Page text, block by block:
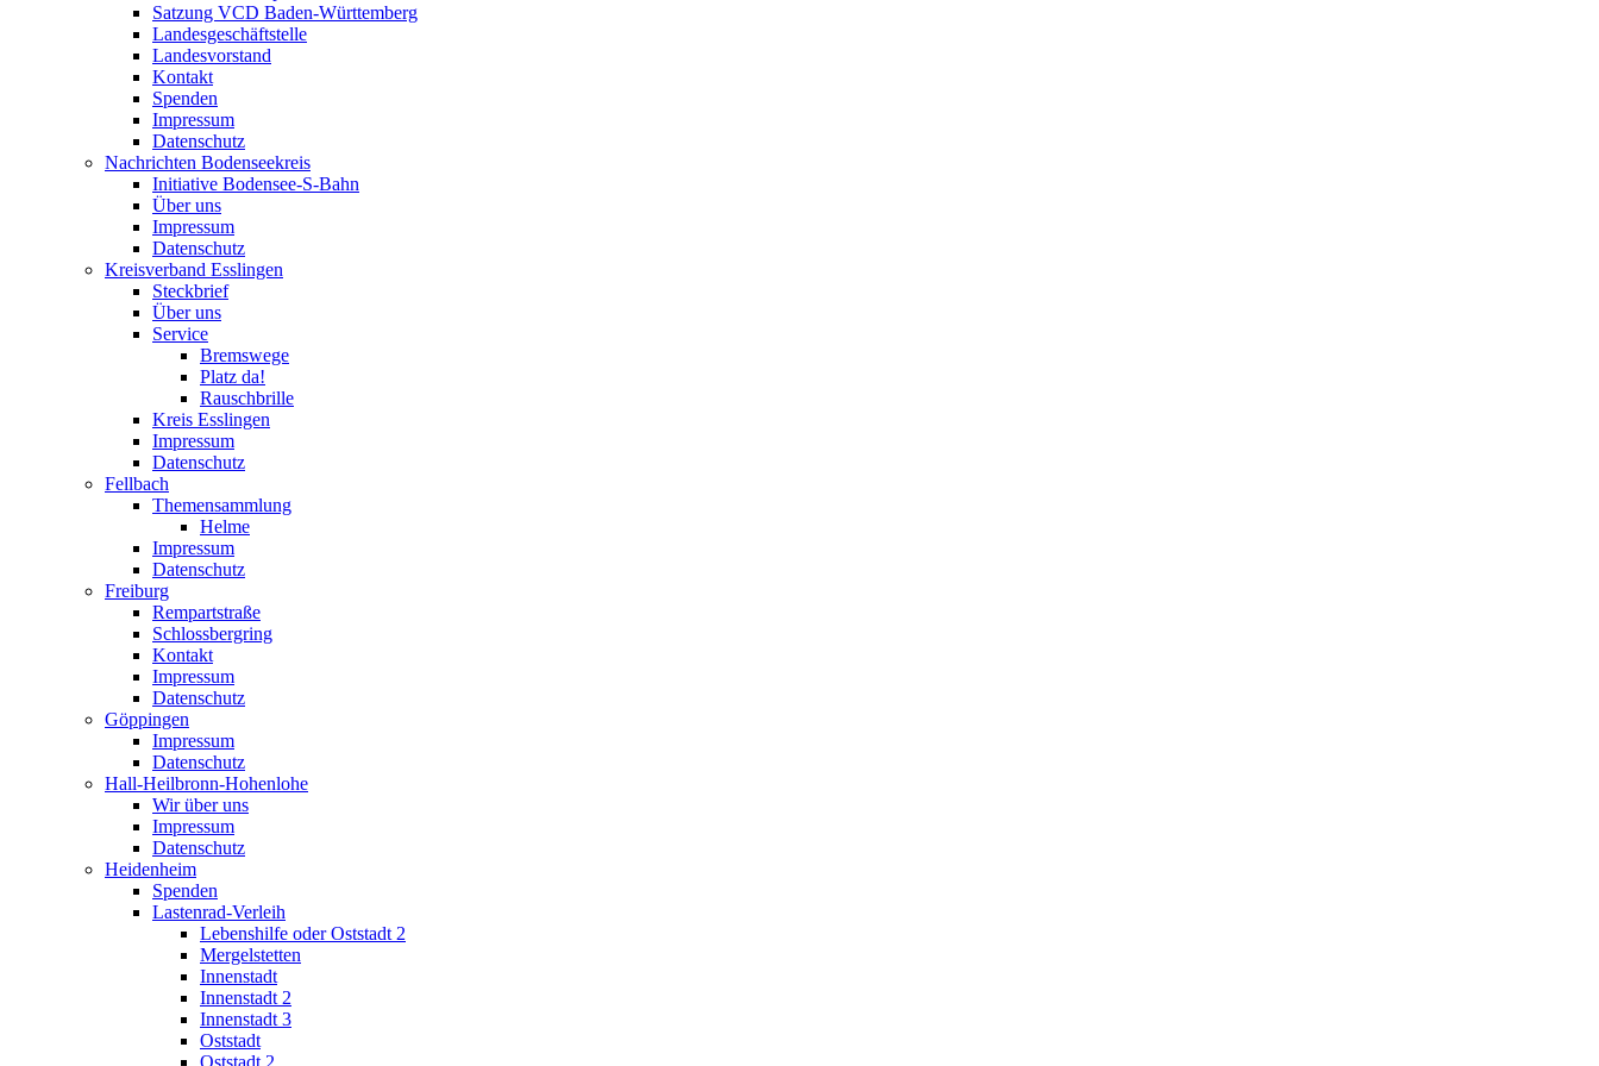
Satzung VCD Baden-Württemberg
Landesgeschäftstelle
Landesvorstand
Kontakt
Spenden
Impressum
Datenschutz
Nachrichten Bodenseekreis
Initiative Bodensee-S-Bahn
Über uns
Impressum
Datenschutz
Kreisverband Esslingen
Steckbrief
Über uns
Service
Bremswege
Platz da!
Rauschbrille
Kreis Esslingen
Impressum
Datenschutz
Fellbach
Themensammlung
Helme
Impressum
Datenschutz
Freiburg
Rempartstraße
Schlossbergring
Kontakt
Impressum
Datenschutz
Göppingen
Impressum
Datenschutz
Hall-Heilbronn-Hohenlohe
Wir über uns
Impressum
Datenschutz
Heidenheim
Spenden
Lastenrad-Verleih
Lebenshilfe oder Oststadt 2
Mergelstetten
Innenstadt
Innenstadt 2
Innenstadt 3
Oststadt
Oststadt 2